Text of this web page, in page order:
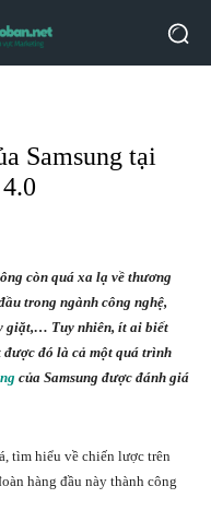
Samsung tại
còn quá xa lạ về thương
trong ngành công nghệ,
giặt,… Tuy nhiên, ít ai biết
đó là cả một quá trình
của Samsung được đánh giá
tìm hiểu về chiến lược trên
hàng đầu này thành công